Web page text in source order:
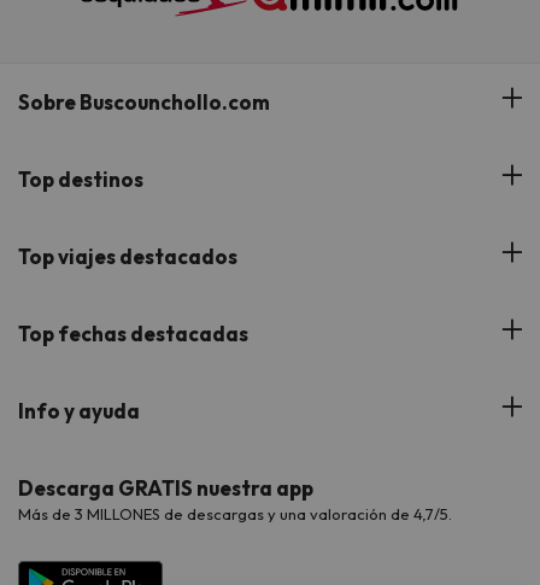
Sobre Buscounchollo.com
¿Quiénes somos?
Buscounchollo en los medios
Proveedores
Viajes para grupos
Top destinos
Hoteles Andalucía
Hoteles Cataluña
Hoteles Galicia
Top viajes destacados
Viajes con Niños
Viajes de Novios
Chollos con Todo Incluido
Chollos en la playa
Top fechas destacadas
Verano
Vacaciones en Agosto
Info y ayuda
Contáctanos
Preguntas frecuentes
Descarga GRATIS nuestra app
Más de 3 MILLONES de descargas y una valoración de 4,7/5.